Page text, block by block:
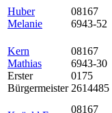
Huber
Melanie
08167
6943-52
Kern
Mathias
Erster
Bürgermeister
08167
6943-30
0175
2614485
08167